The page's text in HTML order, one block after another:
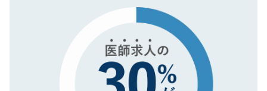
で、機密保持に関してもご安心ください。